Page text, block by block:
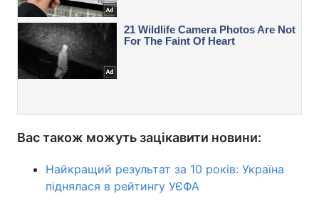
Вас також можуть зацікавити новини:
Найкращий результат за 10 років: Україна
піднялася в рейтингу УЄФА